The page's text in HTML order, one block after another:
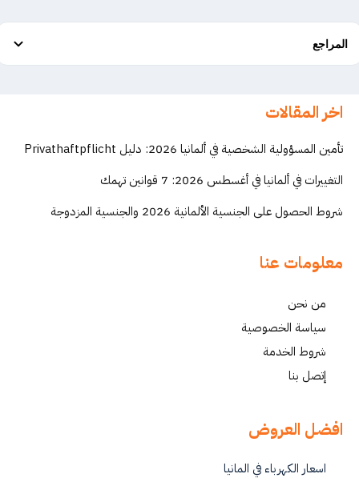
المراجع
اخر المقالات
تأمين المسؤولية الشخصية في ألمانيا 2026: دليل Privathaftpflicht
التغييرات في ألمانيا في أغسطس 2026: 7 قوانين تهمك
شروط الحصول على الجنسية الألمانية 2026 والجنسية المزدوجة
معلومات عنا
من نحن
سياسة الخصوصية
شروط الخدمة
إتصل بنا
افضل العروض
اسعار الكهرباء في المانيا